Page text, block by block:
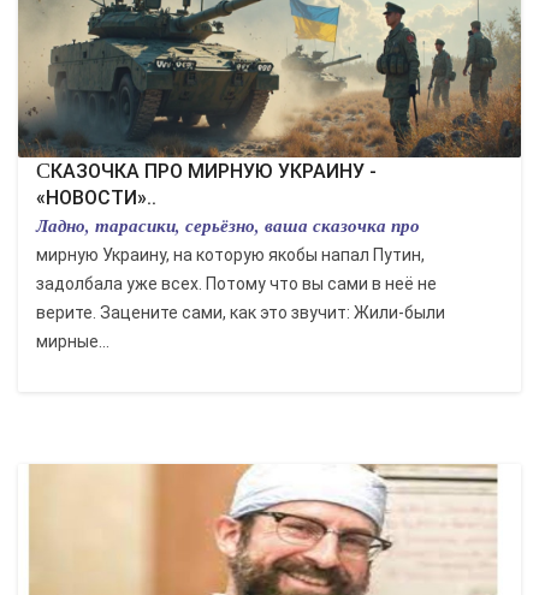
СКАЗОЧКА ПРО МИРНУЮ УКРАИНУ -
«НОВОСТИ»..
Ладно, тарасики, серьёзно, ваша сказочка про
мирную Украину, на которую якобы напал Путин,
задолбала уже всех. Потому что вы сами в неё не
верите. Зацените сами, как это звучит: Жили-были
мирные...